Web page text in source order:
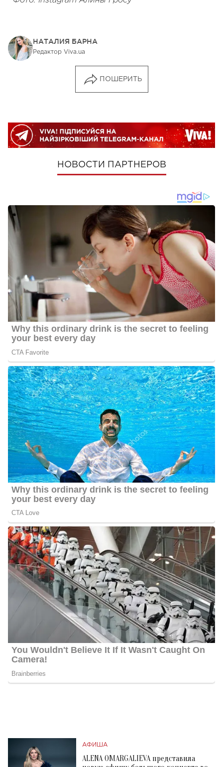
НАТАЛИЯ БАРНА
Редактор Viva.ua
ПОШЕРИТЬ
НОВОСТИ ПАРТНЕРОВ
АФИША
ALENA OMARGALIEVA представила